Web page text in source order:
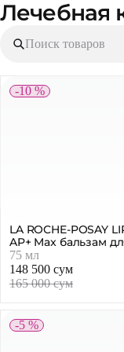
Лечебная
Поиск товаров
-10 %
LA ROCHE-POSAY
AP+ Max бальзам
75 мл
75 мл
148 500 сум
165 000 сум
-5 %